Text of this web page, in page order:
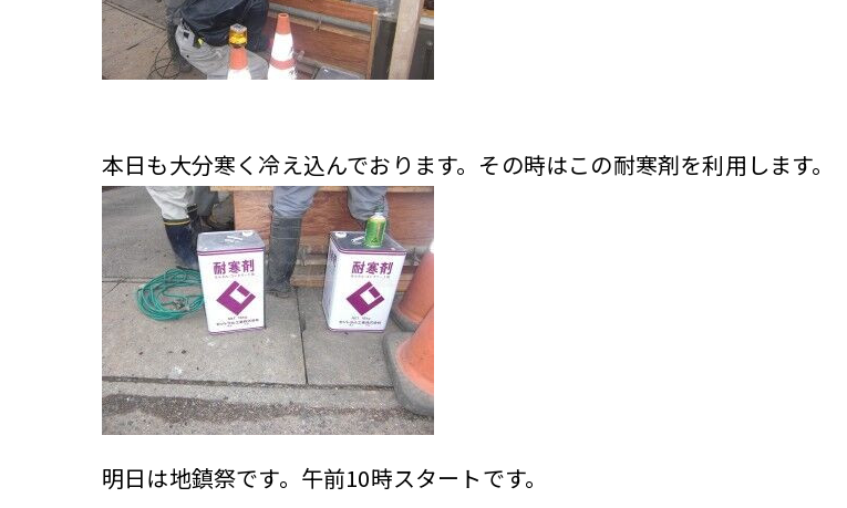
本日も大分寒く冷え込んでおります。その時はこの耐寒剤を利用します。
明日は地鎮祭です。午前10時スタートです。